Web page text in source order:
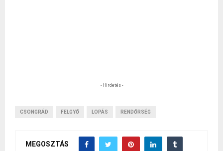
- Hirdetés -
CSONGRÁD FELGYŐ LOPÁS RENDŐRSÉG
MEGOSZTÁS